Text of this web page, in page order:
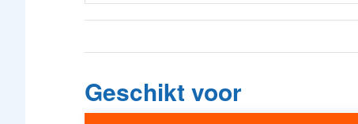
Geschikt voor